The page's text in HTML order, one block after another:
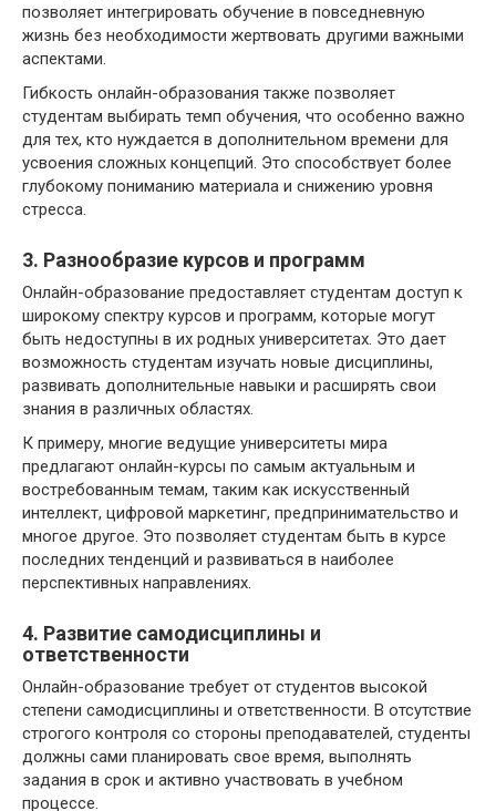
позволяет интегрировать обучение в повседневную
жизнь без необходимости жертвовать другими важными
аспектами.
Гибкость онлайн-образования также позволяет
студентам выбирать темп обучения, что особенно важно
для тех, кто нуждается в дополнительном времени для
усвоения сложных концепций. Это способствует более
глубокому пониманию материала и снижению уровня
стресса.
3. Разнообразие курсов и программ
Онлайн-образование предоставляет студентам доступ к
широкому спектру курсов и программ, которые могут
быть недоступны в их родных университетах. Это дает
возможность студентам изучать новые дисциплины,
развивать дополнительные навыки и расширять свои
знания в различных областях.
К примеру, многие ведущие университеты мира
предлагают онлайн-курсы по самым актуальным и
востребованным темам, таким как искусственный
интеллект, цифровой маркетинг, предпринимательство и
многое другое. Это позволяет студентам быть в курсе
последних тенденций и развиваться в наиболее
перспективных направлениях.
4. Развитие самодисциплины и
ответственности
Онлайн-образование требует от студентов высокой
степени самодисциплины и ответственности. В отсутствие
строгого контроля со стороны преподавателей, студенты
должны сами планировать свое время, выполнять
задания в срок и активно участвовать в учебном
процессе.